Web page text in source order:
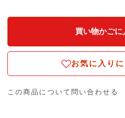
お気に入り
この商品について問い合わせる